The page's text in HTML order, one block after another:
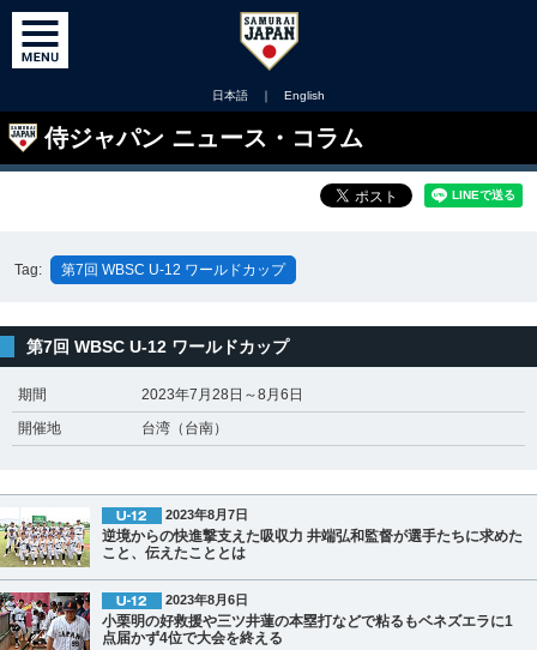
日本語 ｜ English
侍ジャパン ニュース・コラム
Tag: 第7回 WBSC U-12 ワールドカップ
第7回 WBSC U-12 ワールドカップ
期間
2023年7月28日～8月6日
開催地
台湾（台南）
2023年8月7日
逆境からの快進撃支えた吸収力 井端弘和監督が選手たちに求めた
こと、伝えたこととは
2023年8月6日
小栗明の好救援や三ツ井蓮の本塁打などで粘るもベネズエラに1
点届かず4位で大会を終える